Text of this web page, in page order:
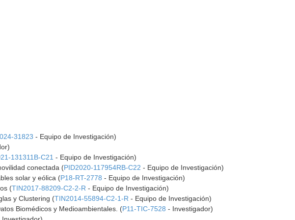
31823 - Equipo de Investigación)
131311B-C21 - Equipo de Investigación)
conectada (PID2020-117954RB-C22 - Equipo de Investigación)
solar y eólica (P18-RT-2778 - Equipo de Investigación)
(TIN2017-88209-C2-2-R - Equipo de Investigación)
y Clustering (TIN2014-55894-C2-1-R - Equipo de Investigación)
Biomédicos y Medioambientales. (P11-TIC-7528 - Investigador)